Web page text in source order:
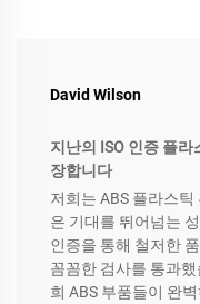
David Wilson
지난의 ISO 인증 플라
장합니다
저희는 ABS 플라스
은 기대를 뛰어넘는
인증을 통해 철저한
꼼꼼한 검사를 통과
희 ABS 부품들이 완